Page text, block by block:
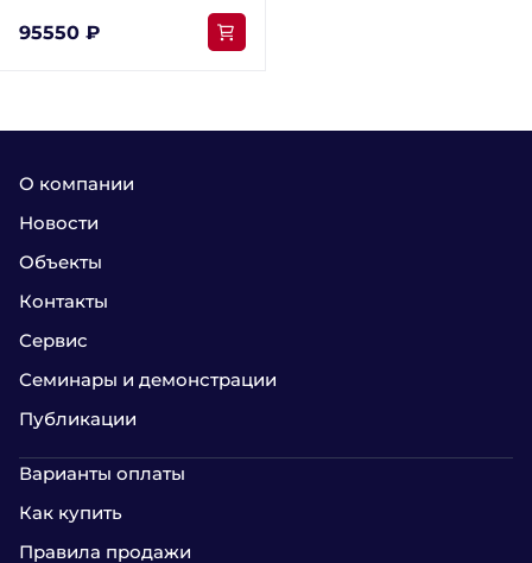
95550 ₽
О компании
Новости
Объекты
Контакты
Сервис
Семинары и демонстрации
Публикации
Варианты оплаты
Как купить
Правила продажи